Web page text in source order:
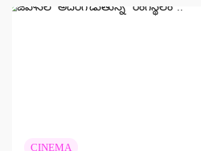
CINEMA